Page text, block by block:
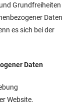
Grundfreiheiten
Daten
es sich bei der
Daten
Website.